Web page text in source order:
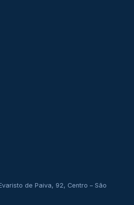
de Paiva, 92, Centro – São